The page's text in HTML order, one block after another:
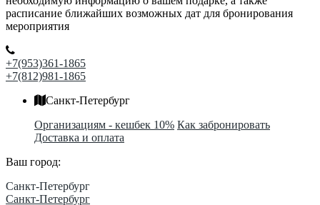
расписание ближайших возможных дат для бронирования
мероприятия
+7(953)361-1865
+7(812)981-1865
Санкт-Петербург
Организациям - кешбек 10% Как забронировать
Доставка и оплата
Ваш город:
Санкт-Петербург
Санкт-Петербург